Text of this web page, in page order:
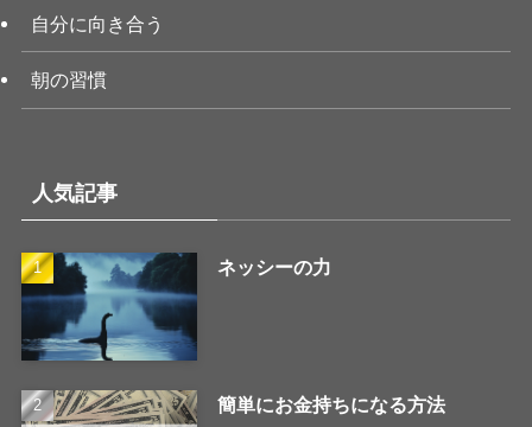
自分に向き合う
朝の習慣
人気記事
ネッシーの力
簡単にお金持ちになる方法